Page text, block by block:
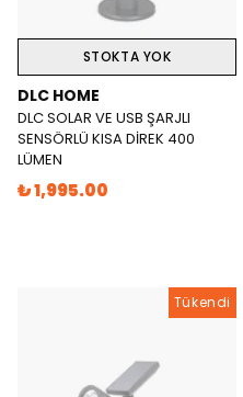
STOKTA YOK
DLC HOME
DLC SOLAR VE USB ŞARJLI
SENSÖRLÜ KISA DİREK 400
LÜMEN
₺ 1,995.00
Tükendi